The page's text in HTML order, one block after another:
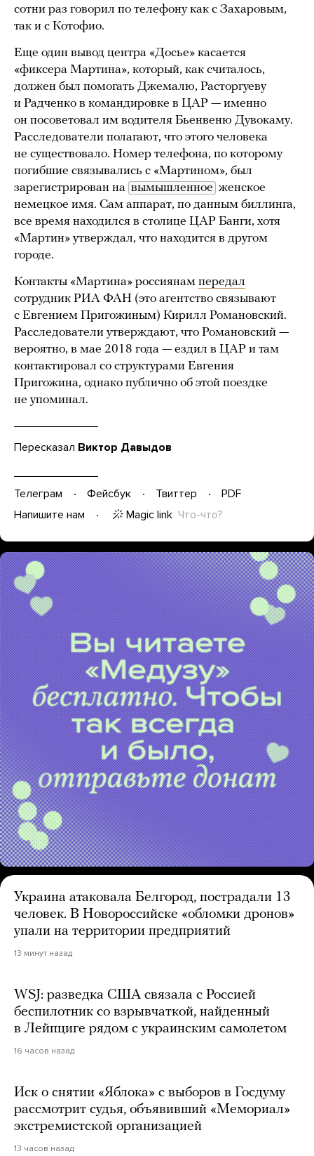
сотни раз говорил по телефону как с Захаровым,
так и с Котофио.
Еще один вывод центра «Досье» касается
«фиксера Мартина», который, как считалось,
должен был помогать Джемалю, Расторгуеву
и Радченко в командировке в ЦАР — именно
он посоветовал им водителя Бьенвеню Дувокаму.
Расследователи полагают, что этого человека
не существовало. Номер телефона, по которому
погибшие связывались с «Мартином», был
зарегистрирован на вымышленное женское
немецкое имя. Сам аппарат, по данным биллинга,
все время находился в столице ЦАР Банги, хотя
«Мартин» утверждал, что находится в другом
городе.
Контакты «Мартина» россиянам передал
сотрудник РИА ФАН (это агентство связывают
с Евгением Пригожиным) Кирилл Романовский.
Расследователи утверждают, что Романовский —
вероятно, в мае 2018 года — ездил в ЦАР и там
контактировал со структурами Евгения
Пригожина, однако публично об этой поездке
не упоминал.
Пересказал Виктор Давыдов
Телеграм Фейсбук Твиттер
PDF
Напишите нам
Magic link Что-что?
Украина атаковала Белгород, пострадали 13
человек. В Новороссийске «обломки дронов»
упали на территории предприятий
13 минут назад
WSJ: разведка США связала с Россией
беспилотник со взрывчаткой, найденный
в Лейпциге рядом с украинским самолетом
16 часов назад
Иск о снятии «Яблока» с выборов в Госдуму
рассмотрит судья, объявивший «Мемориал»
экстремистской организацией
13 часов назад